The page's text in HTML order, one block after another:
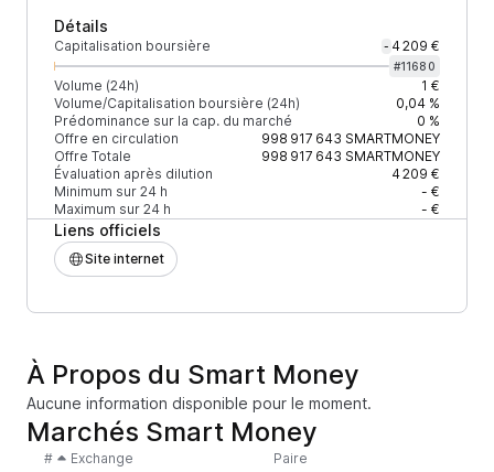
Détails
Capitalisation boursière - 4 209 €
#11680
Volume (24h)
1 €
Volume/Capitalisation boursière (24h)
0,04 %
Prédominance sur la cap. du marché
0 %
Offre en circulation
998 917 643 SMARTMONEY
Offre Totale
998 917 643 SMARTMONEY
Évaluation après dilution
4 209 €
Minimum sur 24 h
- €
Maximum sur 24 h
- €
Liens officiels
Site internet
À Propos du Smart Money
Aucune information disponible pour le moment.
Marchés Smart Money
# Exchange Paire